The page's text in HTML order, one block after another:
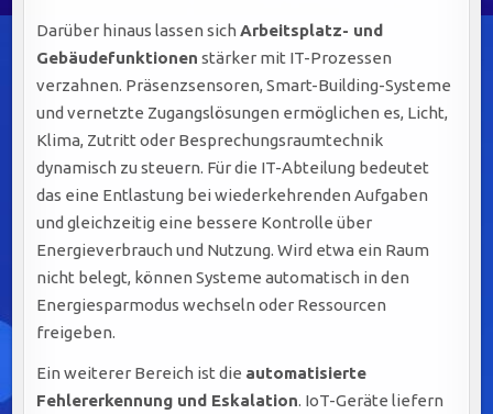
Darüber hinaus lassen sichArbeitsplatz- und
Gebäudefunktionen stärker mit IT-Prozessen
verzahnen. Präsenzsensoren, Smart-Building-Systeme
und vernetzte Zugangslösungen ermöglichen es, Licht,
Klima, Zutritt oder Besprechungsraumtechnik
dynamisch zu steuern. Für die IT-Abteilung bedeutet
das eine Entlastung bei wiederkehrenden Aufgaben
und gleichzeitig eine bessere Kontrolle über
Energieverbrauch und Nutzung. Wird etwa ein Raum
nicht belegt, können Systeme automatisch in den
Energiesparmodus wechseln oder Ressourcen
freigeben.
Ein weiterer Bereich ist die automatisierte
Fehlererkennung und Eskalation. IoT-Geräte liefern